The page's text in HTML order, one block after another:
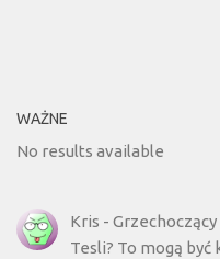
WAŻNE
No results available
Kris -
Tesli? To mogą być